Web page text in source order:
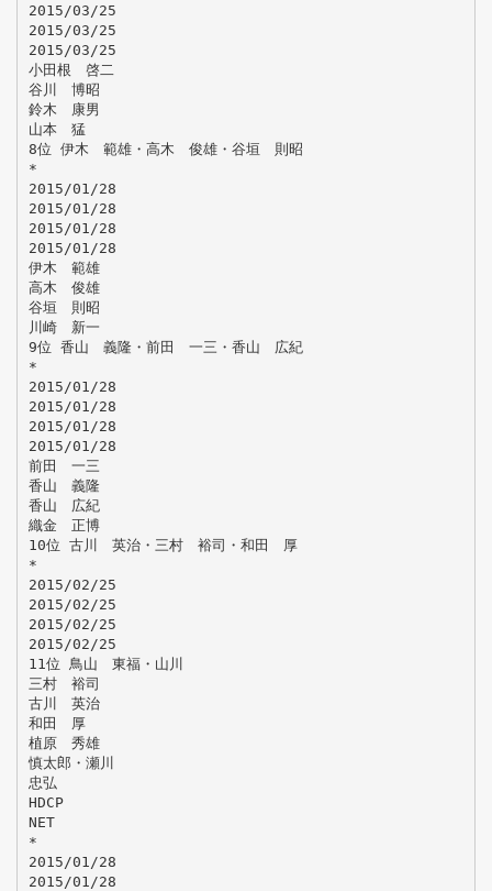
2015/03/25
2015/03/25
2015/03/25
小田根 啓二
谷川 博昭
鈴木 康男
山本 猛
8位 伊木 範雄・高木 俊雄・谷垣 則昭
*
2015/01/28
2015/01/28
2015/01/28
2015/01/28
伊木 範雄
高木 俊雄
谷垣 則昭
川崎 新一
9位 香山 義隆・前田 一三・香山 広紀
*
2015/01/28
2015/01/28
2015/01/28
2015/01/28
前田 一三
香山 義隆
香山 広紀
織金 正博
10位 古川 英治・三村 裕司・和田 厚
*
2015/02/25
2015/02/25
2015/02/25
2015/02/25
11位 鳥山 東福・山川
三村 裕司
古川 英治
和田 厚
植原 秀雄
慎太郎・瀬川
忠弘
HDCP
NET
*
2015/01/28
2015/01/28